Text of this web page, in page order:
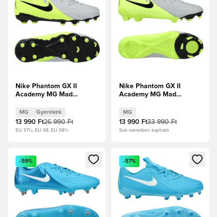
Nike Phantom GX II
Academy MG Mad
ezüst/Fekete/Volt Gyerek
MG Gyerekek
13 990 Ft26 990 Ft
EU 37½, EU 38, EU 38½
Nike Phantom GX II
Academy MG Mad
ezüst/Fekete/Volt
MG
13 990 Ft33 990 Ft
Sok méretben kapható
Megnyit egy modált a bejelentkezéshez vagy a tagként
-59%
Megnyit egy modált a
-57%